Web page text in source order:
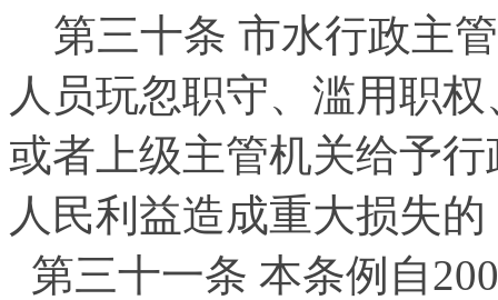
第三十条 市水行政主
人员玩忽职守、滥用职
或者上级主管机关给予
人民利益造成重大损失
第三十一条 本条例自